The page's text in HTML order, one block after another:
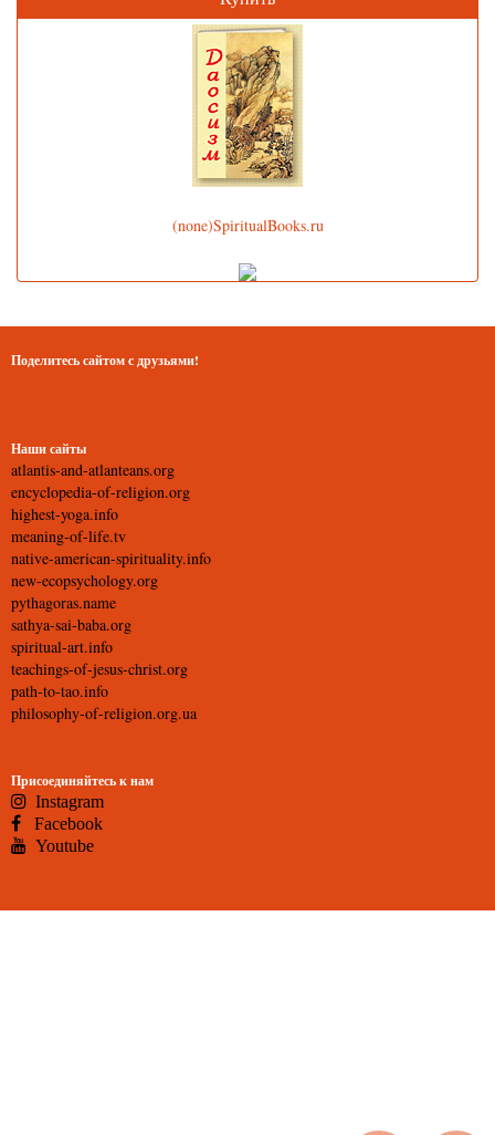
(none)SpiritualBooks.ru
Поделитесь сайтом с друзьями!
Наши сайты
atlantis-and-atlanteans.org
encyclopedia-of-religion.org
highest-yoga.info
meaning-of-life.tv
native-american-spirituality.info
new-ecopsychology.org
pythagoras.name
sathya-sai-baba.org
spiritual-art.info
teachings-of-jesus-christ.org
path-to-tao.info
philosophy-of-religion.org.ua
Присоединяйтесь к нам
Instagram
Facebook
Youtube